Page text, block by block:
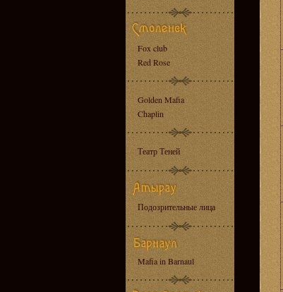
Fox club
Red Rose
Golden Mafia
Chaplin
Театр Теней
Подозрительные лица
Mafia in Barnaul